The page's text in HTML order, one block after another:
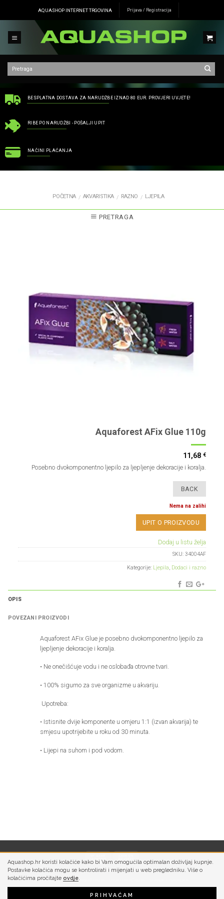
Aquashop.hr koristi kolačiće kako bi Vam omogućila optimalan doživljaj kupnje.
Postavke kolačića mogu se kontrolirati i mijenjati u web pregledniku. Više o
kolačićima pročitajte ovdje
PRIHVAĆAM
AQUASHOP INTERNET TRGOVINA Prijava / Registracija
BESPLATNA DOSTAVA ZA NARUDŽBE IZNAD 80 EUR. PROVJERI UVJETE!
RIBE PO NARUDŽBI - POŠALJI UPIT
NAČINI PLAĆANJA
POČETNA / AKVARISTIKA / RAZNO / LJEPILA
PRETRAGA
Aquaforest AFix Glue 110g
11,68 €
Posebno dvokomponentno ljepilo za ljepljenje dekoracije i koralja.
Nema na zalihi
UPIT O PROIZVODU
Dodaj u listu želja
SKU: 34004AF
Kategorije: Ljepila, Dodaci i razno
OPIS
POVEZANI PROIZVODI
Aquaforest AFix Glue je posebno dvokomponentno ljepilo za
ljepljenje dekoracije i koralja.
• Ne onečišćuje vodu i ne oslobađa otrovne tvari.
• 100% sigurno za sve organizme u akvariju.
Upotreba:
• Istisnite dvije komponente u omjeru 1:1 (izvan akvarija) te
smjesu upotrijebite u roku od 30 minuta.
• Lijepi na suhom i pod vodom.
PRIVATNOST UVJETI KORIŠTENJA
Aquashop | Aquarium Design & Technology d.o.o.